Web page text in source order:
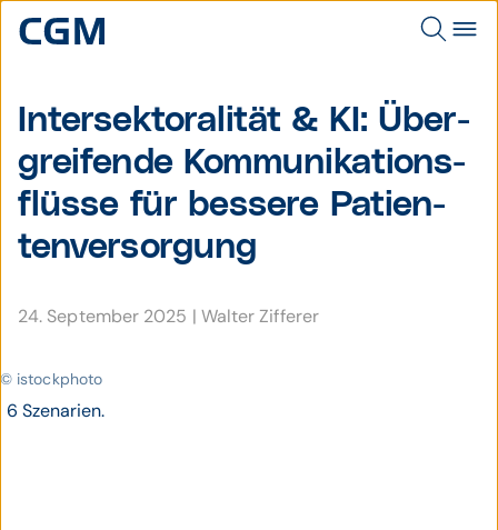
Intersektoralität & KI: Über­
greifende Kom­muni­kations­
flüsse für bessere Patien­
tenver­sorgung
24. September 2025 | Walter Zifferer
© istockphoto
6 Szenarien.